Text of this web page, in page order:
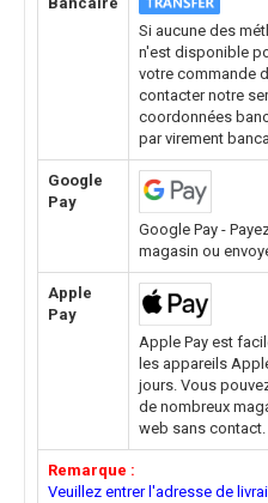
Si aucune des
n'est disponible
votre commande
contacter notre
coordonnées
par virement
Google
Pay
Google Pay -
magasin ou
Apple
Pay
Apple Pay est
les appareils
jours. Vous
de nombreux
web sans contact.
Remarque :
Veuillez entrer l'adresse de